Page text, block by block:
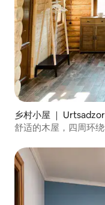
乡村小屋 ｜
n
舒适的木屋，四周环